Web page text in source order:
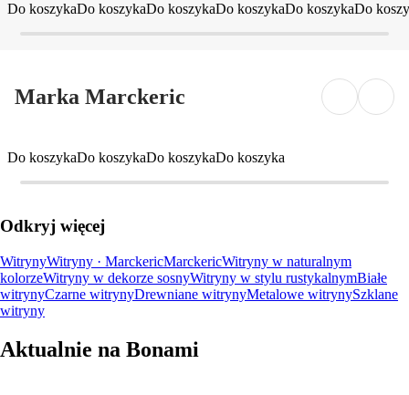
Do koszykaDo koszykaDo koszykaDo koszykaDo koszykaDo
Marka Marckeric
Do koszykaDo koszykaDo koszykaDo koszyka
Odkryj więcej
WitrynyWitryny · MarckericMarckericWitryny w naturalnym
kolorzeWitryny w dekorze sosnyWitryny w stylu rustykalnymBiałe
witrynyCzarne witrynyDrewniane witrynyMetalowe witrynySzklane
witryny
Aktualnie na Bonami